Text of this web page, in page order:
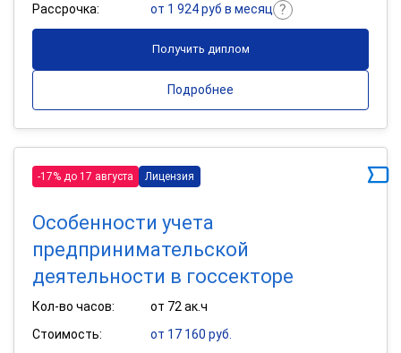
Рассрочка:
от 1 924 руб в месяц
Получить диплом
Подробнее
-17% до 17 августа Лицензия
Особенности учета
предпринимательской
деятельности в госсекторе
Кол-во часов:
от 72 ак.ч
Стоимость:
от 17 160 руб.